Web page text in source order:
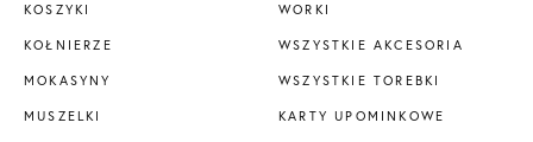
KOSZYKI
KOŁNIERZE
MOKASYNY
MUSZELKI
WORKI
WSZYSTKIE AKCESORIA
WSZYSTKIE TOREBKI
KARTY UPOMINKOWE